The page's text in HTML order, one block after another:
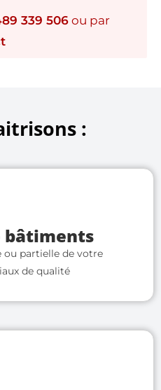
339 506 ou par
:
bâtiments
partielle de votre
de qualité